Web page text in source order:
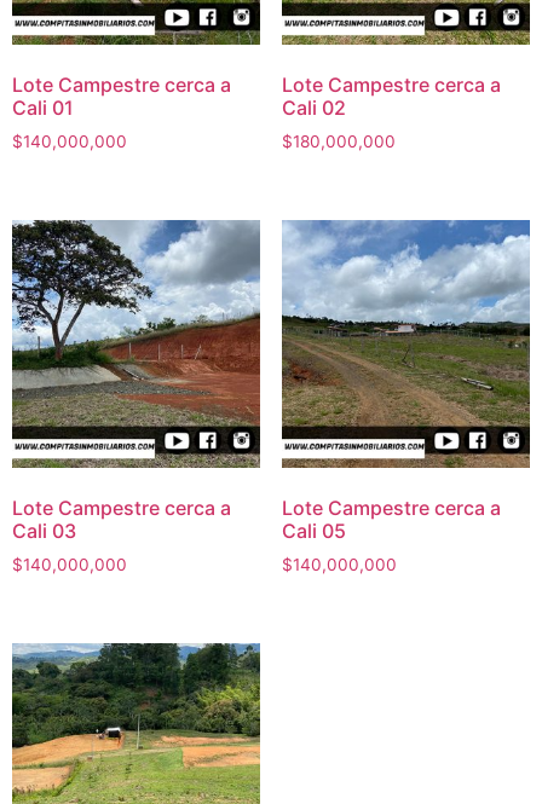
Lote Campestre cerca a
Cali 01
$140,000,000
Lote Campestre cerca a
Cali 02
$180,000,000
Lote Campestre cerca a
Cali 03
$140,000,000
Lote Campestre cerca a
Cali 05
$140,000,000